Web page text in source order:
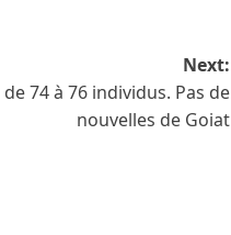
Next:
74 à 76 individus. Pas de
nouvelles de Goiat